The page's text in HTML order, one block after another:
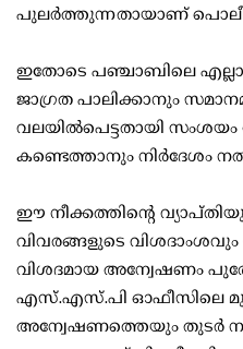
പുലര്‍ത്തുന്നതായാണ്
ഇതോടെ പഞ്ചാബിലെ
ജാഗ്രത പാലിക്കാനും
വലയില്‍പെട്ടതായി
കണ്ടെത്താനും നിര്‍ദേശം
ഈ നീക്കത്തിന്റെ
വിവരങ്ങളുടെ വിശദാംശവും
വിശദമായ അന്വേഷണം
എസ്.എസ്.പി ഓഫീസിലെ
അന്വേഷണത്തെയും തുടര്‍